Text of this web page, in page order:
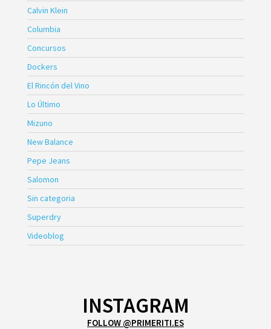
Calvin Klein
Columbia
Concursos
Dockers
El Rincón del Vino
Lo Último
Mizuno
New Balance
Pepe Jeans
Salomon
Sin categoria
Superdry
Videoblog
INSTAGRAM
FOLLOW @PRIMERITI.ES